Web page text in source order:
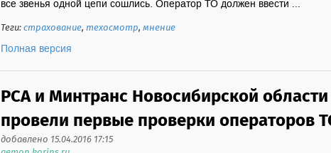
все звенья одной цепи сошлись. Оператор ТО должен ввести ...
Теги:страхование,техосмотр,мнение
Полная версия
РСА и Минтранс Новосибирской области
провели первые проверки операторов
добавлено 15.04.2016 17:15